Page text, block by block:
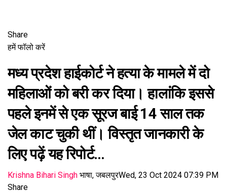
Share
हमें फॉलो करें
मध्य प्रदेश हाईकोर्ट ने हत्या के मामले में दो
महिलाओं को बरी कर दिया। हालांकि इससे
पहले इनमें से एक सूरज बाई 14 साल तक
जेल काट चुकी थीं। विस्तृत जानकारी के
लिए पढ़ें यह रिपोर्ट…
Krishna Bihari Singh भाषा, जबलपुरWed, 23 Oct 2024 07:39 PM
Share